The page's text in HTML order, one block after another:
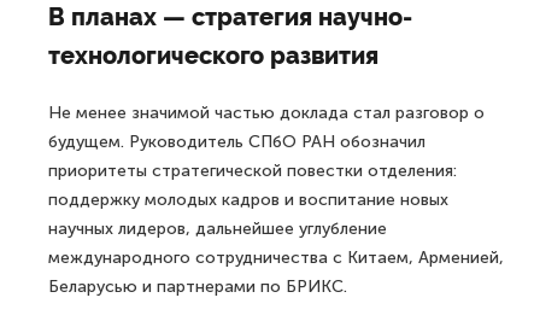
В планах — стратегия научно-
технологического развития
Не менее значимой частью доклада стал разговор о
будущем. Руководитель СПбО РАН обозначил
приоритеты стратегической повестки отделения:
поддержку молодых кадров и воспитание новых
научных лидеров, дальнейшее углубление
международного сотрудничества с Китаем, Арменией,
Беларусью и партнерами по БРИКС.